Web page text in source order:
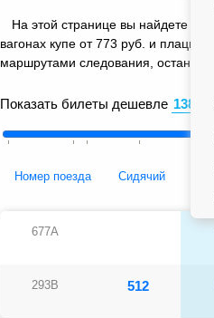
На этой странице вы найдете
вагонах купе от 773 руб. и
маршрутами следования,
Показать билеты дешевле
Номер поезда Сидячий
677А
293В 512